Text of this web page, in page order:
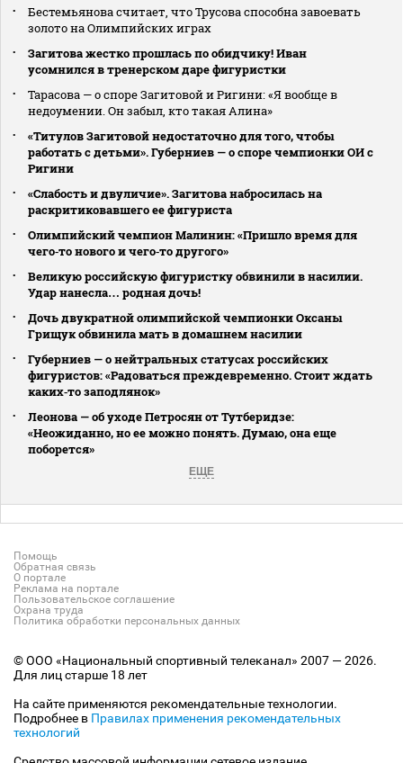
Бестемьянова считает, что Трусова способна завоевать
золото на Олимпийских играх
Загитова жестко прошлась по обидчику! Иван
усомнился в тренерском даре фигуристки
Тарасова — о споре Загитовой и Ригини: «Я вообще в
недоумении. Он забыл, кто такая Алина»
«Титулов Загитовой недостаточно для того, чтобы
работать с детьми». Губерниев — о споре чемпионки ОИ с
Ригини
«Слабость и двуличие». Загитова набросилась на
раскритиковавшего ее фигуриста
Олимпийский чемпион Малинин: «Пришло время для
чего‑то нового и чего‑то другого»
Великую российскую фигуристку обвинили в насилии.
Удар нанесла… родная дочь!
Дочь двукратной олимпийской чемпионки Оксаны
Грищук обвинила мать в домашнем насилии
Губерниев — о нейтральных статусах российских
фигуристов: «Радоваться преждевременно. Стоит ждать
каких‑то заподлянок»
Леонова — об уходе Петросян от Тутберидзе:
«Неожиданно, но ее можно понять. Думаю, она еще
поборется»
ЕЩЕ
Помощь
Обратная связь
О портале
Реклама на портале
Пользовательское соглашение
Охрана труда
Политика обработки персональных данных
© ООО «Национальный спортивный телеканал» 2007 — 2026.
Для лиц старше 18 лет
На сайте применяются рекомендательные технологии.
Подробнее в Правилах применения рекомендательных
технологий